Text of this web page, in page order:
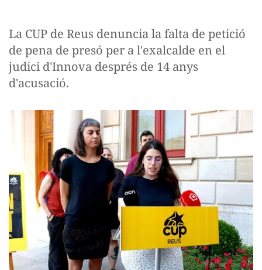
La CUP de Reus denuncia la falta de petició
de pena de presó per a l'exalcalde en el
judici d'Innova després de 14 anys
d'acusació.